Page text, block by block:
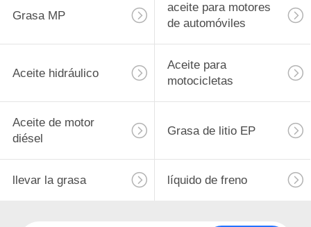
Grasa MP
aceite para motores
de automóviles
Aceite hidráulico
Aceite para
motocicletas
Aceite de motor
diésel
Grasa de litio EP
llevar la grasa líquido de freno